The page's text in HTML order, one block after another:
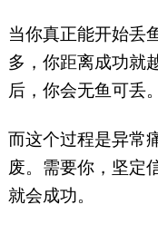
当你真正能开始丢
多，你距离成功就
后，你会无鱼可丢。
而这个过程是异常
废。需要你，坚定
就会成功。